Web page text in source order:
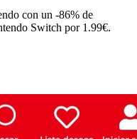
con un -86% de
Switch por 1.99€.